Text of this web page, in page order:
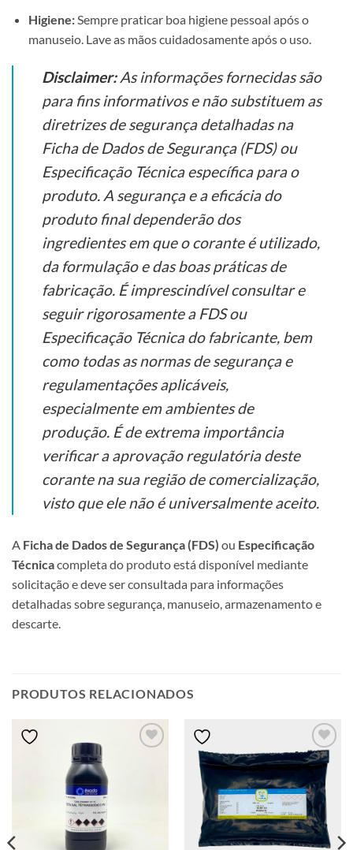
Higiene:Sempre praticar boa higiene pessoal após o
manuseio. Lave as mãos cuidadosamente após o uso.
Disclaimer:As informações fornecidas são
para fins informativos e não substituem as
diretrizes de segurança detalhadas na
Ficha de Dados de Segurança (FDS) ou
Especificação Técnica específica para o
produto. A segurança e a eficácia do
produto final dependerão dos
ingredientes em que o corante é utilizado,
da formulação e das boas práticas de
fabricação. É imprescindível consultar e
seguir rigorosamente a FDS ou
Especificação Técnica do fabricante, bem
como todas as normas de segurança e
regulamentações aplicáveis,
especialmente em ambientes de
produção. É de extrema importância
verificar a aprovação regulatória deste
corante na sua região de comercialização,
visto que ele não é universalmente aceito.
A Ficha de Dados de Segurança (FDS) ou Especificação
Técnicacompleta do produto está disponível mediante
solicitação e deve ser consultada para informações
detalhadas sobre segurança, manuseio, armazenamento e
descarte.
PRODUTOS RELACIONADOS